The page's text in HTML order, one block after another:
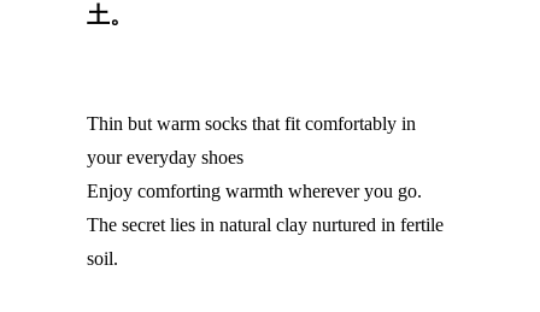
土。
Thin but warm socks that fit comfortably in
your everyday shoes
Enjoy comforting warmth wherever you go.
The secret lies in natural clay nurtured in fertile
soil.